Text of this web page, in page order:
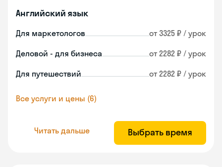
Английский язык
Для маркетологов от 3325 ₽ / урок
Деловой - для бизнеса от 2282 ₽ / урок
Для путешествий от 2282 ₽ / урок
Все услуги и цены (6)
Читать дальше Выбрать время